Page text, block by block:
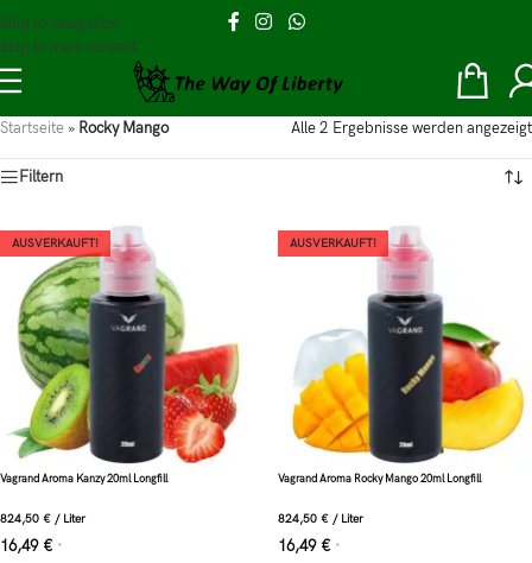
Skip to navigation
Skip to main content
Startseite » Rocky Mango Alle 2 Ergebnisse werden angezeigt
Filtern
AUSVERKAUFT!
Vagrand Aroma Kanzy 20ml Longfill
824,50 € / Liter
16,49 € *
AUSVERKAUFT!
Vagrand Aroma Rocky Mango 20ml Longfill
824,50 € / Liter
16,49 € *